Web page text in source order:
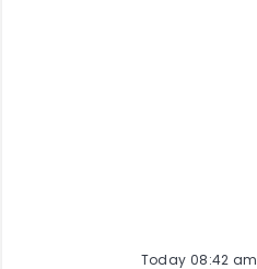
Today 08:42 am